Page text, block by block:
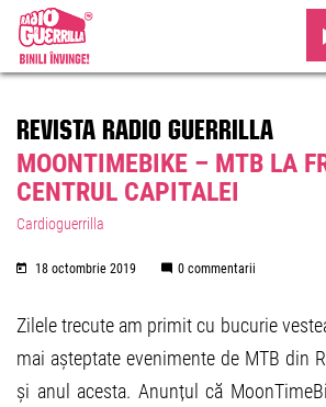
REVISTA RADIO GUERRILLA
MOONTIMEBIKE – MTB LA
CENTRUL CAPITALEI
Cardioguerrilla
18 octombrie 2019 0 commentarii
Zilele trecute am primit cu bucurie
mai așteptate evenimente de MTB din
și anul acesta. Anunțul că